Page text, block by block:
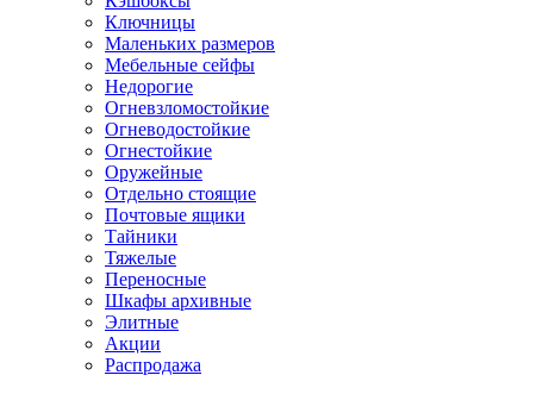
Ключницы
Маленьких размеров
Мебельные сейфы
Недорогие
Огневзломостойкие
Огневодостойкие
Огнестойкие
Оружейные
Отдельно стоящие
Почтовые ящики
Тайники
Тяжелые
Переносные
Шкафы архивные
Элитные
Акции
Распродажа